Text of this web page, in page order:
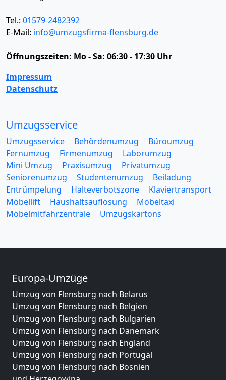
Tel.: 01579-2482392
E-Mail: info@umzugsfirma-flensburg.de
Öffnungszeiten: Mo - Sa: 06:30 - 17:30 Uhr
Impressum
Datenschutz
Umzugsservice
Umzugsservice Behördenumzug
Büroumzug
Fernumzug
Firmenumzug
Laborumzug
Mini Umzug
Praxisumzug
Privatumzug
Seniorenumzug
Studentenumzug
Beiladung
Entrümpelung
Halteverbotszone
Klaviertransport
Möbellift
Haushaltsauflösung
Möbeltaxi
Möbelmitfahrzentrale
Umzugskartons
Europa-Umzüge
Umzug von Flensburg nach Belarus
Umzug von Flensburg nach Belgien
Umzug von Flensburg nach Bulgarien
Umzug von Flensburg nach Dänemark
Umzug von Flensburg nach England
Umzug von Flensburg nach Portugal
Umzug von Flensburg nach Bosnien